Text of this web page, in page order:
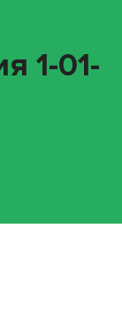
1-01-